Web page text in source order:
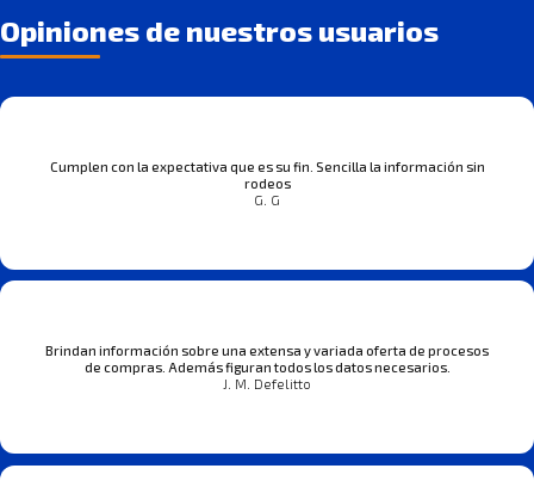
Opiniones de nuestros usuarios
Cumplen con la expectativa que es su fin. Sencilla la información sin
rodeos
G. G
Brindan información sobre una extensa y variada oferta de procesos
de compras. Además figuran todos los datos necesarios.
J. M. Defelitto